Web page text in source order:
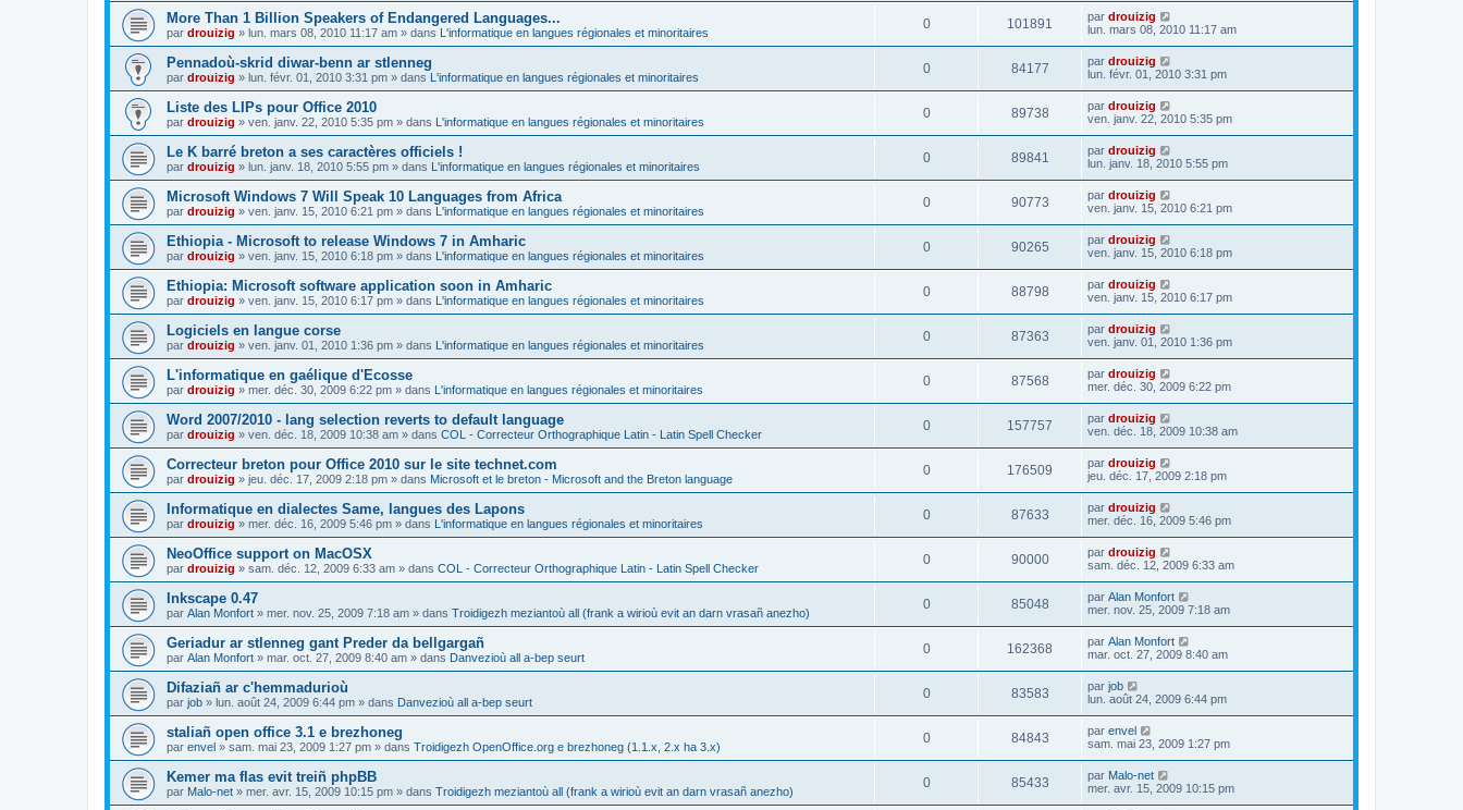
More Than 1 Billion Speakers of Endangered Languages...
par drouizig » lun. mars 08, 2010 11:17 am » dans L'informatique en langues régionales et minoritaires
0 101891 par drouizig
lun. mars 08, 2010 11:17 am
Pennadoù-skrid diwar-benn ar stlenneg
par drouizig » lun. févr. 01, 2010 3:31 pm » dans L'informatique en langues régionales et minoritaires
0 84177 par drouizig
lun. févr. 01, 2010 3:31 pm
Liste des LIPs pour Office 2010
par drouizig » ven. janv. 22, 2010 5:35 pm » dans L'informatique en langues régionales et minoritaires
0 89738 par drouizig
ven. janv. 22, 2010 5:35 pm
Le K barré breton a ses caractères officiels !
par drouizig » lun. janv. 18, 2010 5:55 pm » dans L'informatique en langues régionales et minoritaires
0 89841 par drouizig
lun. janv. 18, 2010 5:55 pm
Microsoft Windows 7 Will Speak 10 Languages from Africa
par drouizig » ven. janv. 15, 2010 6:21 pm » dans L'informatique en langues régionales et minoritaires
0 90773 par drouizig
ven. janv. 15, 2010 6:21 pm
Ethiopia - Microsoft to release Windows 7 in Amharic
par drouizig » ven. janv. 15, 2010 6:18 pm » dans L'informatique en langues régionales et minoritaires
0 90265 par drouizig
ven. janv. 15, 2010 6:18 pm
Ethiopia: Microsoft software application soon in Amharic
par drouizig » ven. janv. 15, 2010 6:17 pm » dans L'informatique en langues régionales et minoritaires
0 88798 par drouizig
ven. janv. 15, 2010 6:17 pm
Logiciels en langue corse
par drouizig » ven. janv. 01, 2010 1:36 pm » dans L'informatique en langues régionales et minoritaires
0 87363 par drouizig
ven. janv. 01, 2010 1:36 pm
L'informatique en gaélique d'Ecosse
par drouizig » mer. déc. 30, 2009 6:22 pm » dans L'informatique en langues régionales et minoritaires
0 87568 par drouizig
mer. déc. 30, 2009 6:22 pm
Word 2007/2010 - lang selection reverts to default language
par drouizig » ven. déc. 18, 2009 10:38 am » dans COL - Correcteur Orthographique Latin - Latin Spell Checker
0 157757 par drouizig
ven. déc. 18, 2009 10:38 am
Correcteur breton pour Office 2010 sur le site technet.com
par drouizig » jeu. déc. 17, 2009 2:18 pm » dans Microsoft et le breton - Microsoft and the Breton language
0 176509 par drouizig
jeu. déc. 17, 2009 2:18 pm
Informatique en dialectes Same, langues des Lapons
par drouizig » mer. déc. 16, 2009 5:46 pm » dans L'informatique en langues régionales et minoritaires
0 87633 par drouizig
mer. déc. 16, 2009 5:46 pm
NeoOffice support on MacOSX
par drouizig » sam. déc. 12, 2009 6:33 am » dans COL - Correcteur Orthographique Latin - Latin Spell Checker
0 90000 par drouizig
sam. déc. 12, 2009 6:33 am
Inkscape 0.47
par Alan Monfort » mer. nov. 25, 2009 7:18 am » dans Troidigezh meziantoù all (frank a wirioù evit an darn vrasañ anezho)
0 85048 par Alan Monfort
mer. nov. 25, 2009 7:18 am
Geriadur ar stlenneg gant Preder da bellgargañ
par Alan Monfort » mar. oct. 27, 2009 8:40 am » dans Danvezioù all a-bep seurt
0 162368 par Alan Monfort
mar. oct. 27, 2009 8:40 am
Difaziañ ar c'hemmadurioù
par job » lun. août 24, 2009 6:44 pm » dans Danvezioù all a-bep seurt
0 83583 par job
lun. août 24, 2009 6:44 pm
staliañ open office 3.1 e brezhoneg
par envel » sam. mai 23, 2009 1:27 pm » dans Troidigezh OpenOffice.org e brezhoneg (1.1.x, 2.x ha 3.x)
0 84843 par envel
sam. mai 23, 2009 1:27 pm
Kemer ma flas evit treiñ phpBB
par Malo-net » mer. avr. 15, 2009 10:15 pm » dans Troidigezh meziantoù all (frank a wirioù evit an darn vrasañ anezho)
0 85433 par Malo-net
mer. avr. 15, 2009 10:15 pm